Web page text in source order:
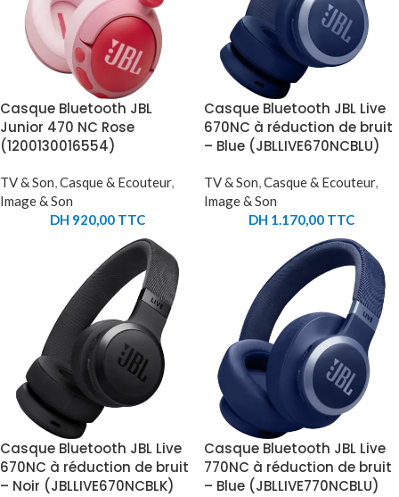
Casque Bluetooth JBL
Junior 470 NC Rose
(1200130016554)
TV & Son,Casque & Ecouteur,
Image & Son
DH 920,00 TTC
Casque Bluetooth JBL Live
670NC à réduction de bruit
– Blue (JBLLIVE670NCBLU)
TV & Son,Casque & Ecouteur,
Image & Son
DH 1.170,00 TTC
Casque Bluetooth JBL Live
670NC à réduction de bruit
– Noir (JBLLIVE670NCBLK)
Casque Bluetooth JBL Live
770NC à réduction de bruit
– Blue (JBLLIVE770NCBLU)